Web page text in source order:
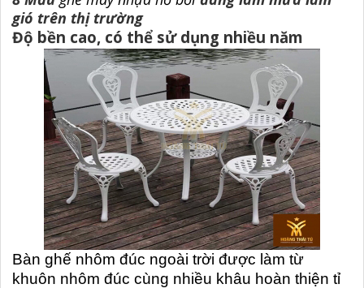
gió trên thị trường
Độ bền cao, có thể sử dụng nhiều năm
Bàn ghế nhôm đúc ngoài trời được làm từ
khuôn nhôm đúc cùng nhiều khâu hoàn thiện tỉ